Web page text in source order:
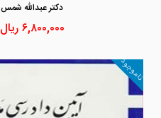
دكتر عبدالله شمس
۶,۸۰۰,۰۰۰ریال
ناموجود